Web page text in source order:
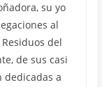
su yo
al
del
de sus casi
dedicadas a